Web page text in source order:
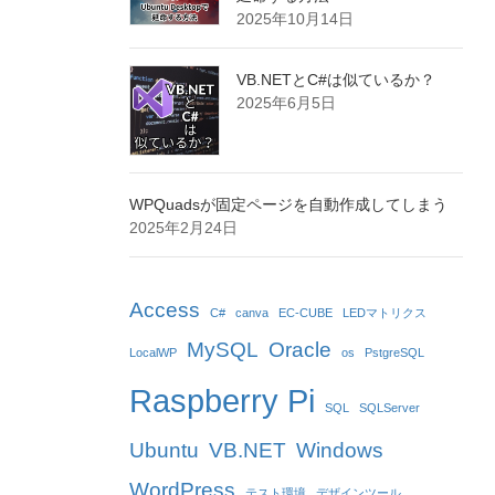
2025年10月14日
VB.NETとC#は似ているか？
2025年6月5日
WPQuadsが固定ページを自動作成してしまう
2025年2月24日
Access C# canva EC-CUBE LEDマトリクス
LocalWP MySQL Oracle os PstgreSQL
Raspberry Pi SQL SQLServer
Ubuntu VB.NET Windows
WordPress
テスト環境 デザインツール